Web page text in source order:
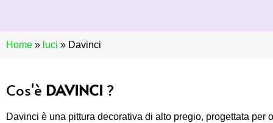
Home » luci » Davinci
Cos'è DAVINCI ?
Davinci è una pittura decorativa di alto pregio, progettata per